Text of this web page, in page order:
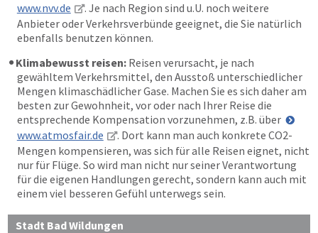
www.nvv.de
. Je nach Region sind u.U. noch weitere
Anbieter oder Verkehrsverbünde geeignet, die Sie natürlich
ebenfalls benutzen können.
Klimabewusst reisen: Reisen verursacht, je nach
gewähltem Verkehrsmittel, den Ausstoß unterschiedlicher
Mengen klimaschädlicher Gase. Machen Sie es sich daher am
besten zur Gewohnheit, vor oder nach Ihrer Reise die
entsprechende Kompensation vorzunehmen, z.B. über
www.atmosfair.de
. Dort kann man auch konkrete CO2-
Mengen kompensieren, was sich für alle Reisen eignet, nicht
nur für Flüge. So wird man nicht nur seiner Verantwortung
für die eigenen Handlungen gerecht, sondern kann auch mit
einem viel besseren Gefühl unterwegs sein.
Stadt Bad Wildungen